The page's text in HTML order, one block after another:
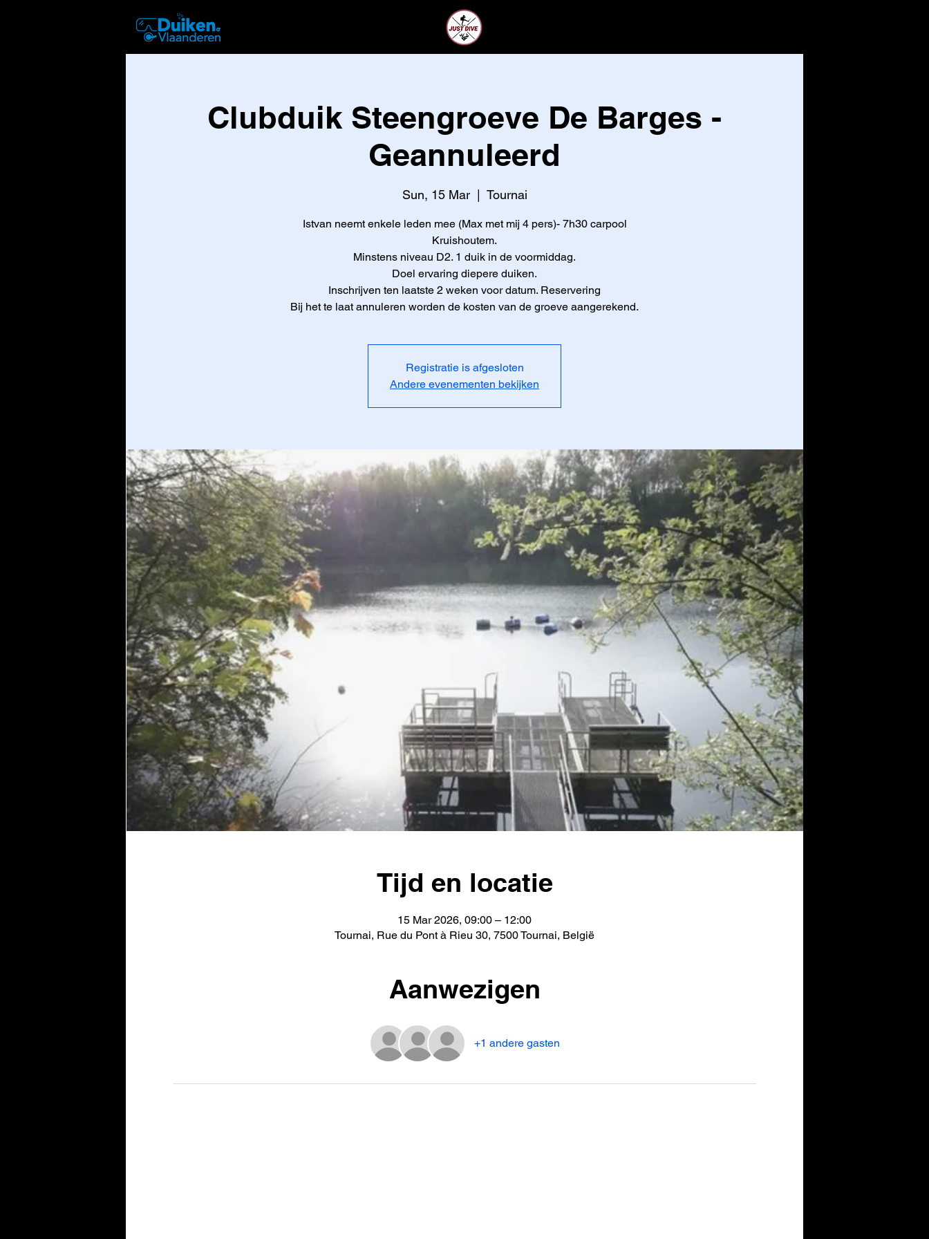
Clubduik Steengroeve De Barges -
Geannuleerd
Sun, 15 Mar
  |
Tournai
Istvan neemt enkele leden mee (Max met mij 4 pers)- 7h30 carpool
Kruishoutem.
Minstens niveau D2. 1 duik in de voormiddag.
Doel ervaring diepere duiken.
Inschrijven ten laatste 2 weken voor datum. Reservering
Bij het te laat annuleren worden de kosten van de groeve aangerekend.
Registratie is afgesloten
Andere evenementen bekijken
Tijd en locatie
15 Mar 2026, 09:00 – 12:00
Tournai, Rue du Pont à Rieu 30, 7500 Tournai, België
Aanwezigen
+1 andere gasten